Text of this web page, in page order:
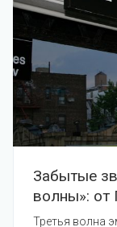
Забытые
волны»: от
Третья волна